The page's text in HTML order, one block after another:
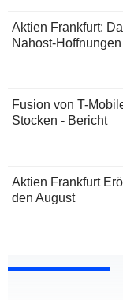
Aktien Frankfurt:
Nahost-Hoffnungen
Fusion von T-
Stocken - Bericht
Aktien Frankfurt
den August